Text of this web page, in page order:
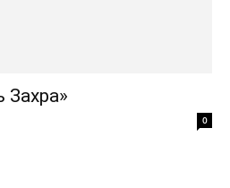
Захра»
0